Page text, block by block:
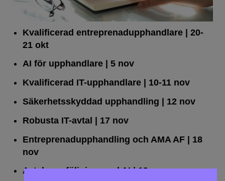
Kvalificerad entreprenad­upphandlare | 20-
21 okt
AI för upphandlare| 5 nov
Kvalificerad IT-upphandlare| 10-11 nov
Säkerhetsskyddad upphandling | 12 nov
Robusta IT-avtal | 17 nov
Entreprenadupphandling och AMA AF| 18
nov
Avtalsuppföljning med AI| 19 nov